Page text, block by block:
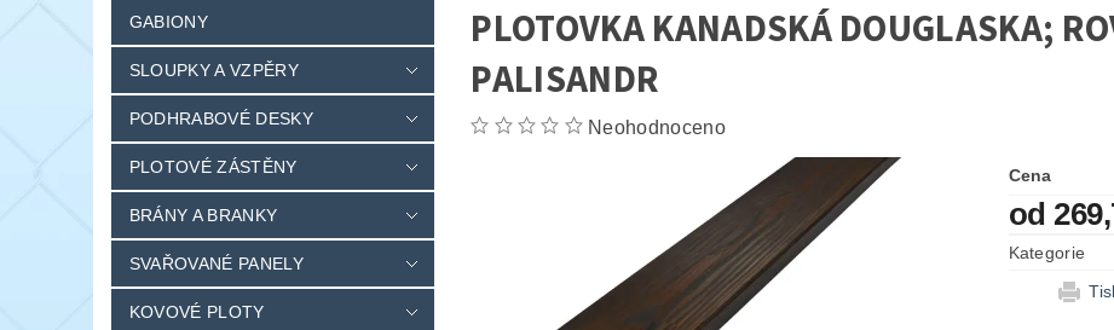
GABIONY
SLOUPKY A VZPĚRY
PODHRABOVÉ DESKY
PLOTOVÉ ZÁSTĚNY
BRÁNY A BRANKY
SVAŘOVANÉ PANELY
KOVOVÉ PLOTY
PLOTOVKA KANADSKÁ DOUGLASKA;
PALISANDR
Neohodnoceno
Cena
od
Kategorie